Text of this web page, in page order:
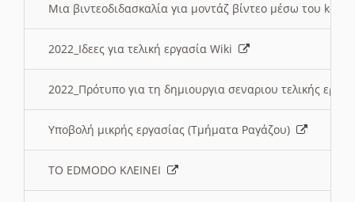
Μια βιντεοδιδασκαλία για μοντάζ βίντεο μέσω του
2022_Ιδεες για τελική εργασία Wiki
2022_Πρότυπο για τη δημιουργια σεναριου τελικής
Υποβολή μικρής εργασίας (Τμήματα Ραγάζου)
ΤΟ EDMODO ΚΛΕΙΝΕΙ